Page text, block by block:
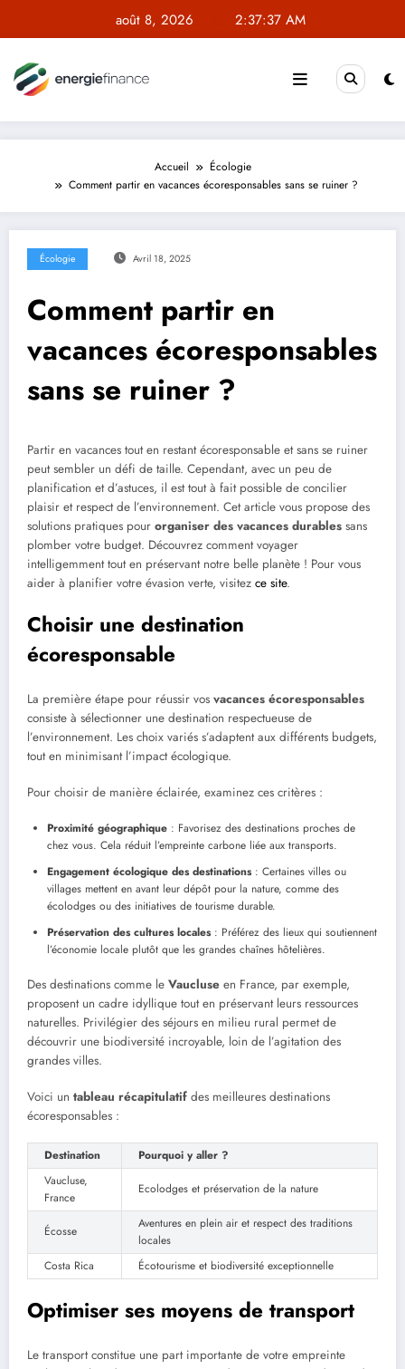
contenu
août 8, 2026 2:37:37 AM
Accueil
Écologie
Comment partir en vacances écoresponsables sans se ruiner ?
Écologie Avril 18, 2025
Comment partir en
vacances écoresponsables
sans se ruiner ?
Partir en vacances tout en restant écoresponsable et sans se ruiner
peut sembler un défi de taille. Cependant, avec un peu de
planification et d’astuces, il est tout à fait possible de concilier
plaisir et respect de l’environnement. Cet article vous propose des
solutions pratiques pour organiser des vacances durables sans
plomber votre budget. Découvrez comment voyager
intelligemment tout en préservant notre belle planète ! Pour vous
aider à planifier votre évasion verte, visitez ce site.
Choisir une destination
écoresponsable
La première étape pour réussir vos vacances écoresponsables
consiste à sélectionner une destination respectueuse de
l’environnement. Les choix variés s’adaptent aux différents budgets,
tout en minimisant l’impact écologique.
Pour choisir de manière éclairée, examinez ces critères :
Proximité géographique : Favorisez des destinations proches de
chez vous. Cela réduit l’empreinte carbone liée aux transports.
Engagement écologique des destinations: Certaines villes ou
villages mettent en avant leur dépôt pour la nature, comme des
écolodges ou des initiatives de tourisme durable.
Préservation des cultures locales: Préférez des lieux qui soutiennent
l’économie locale plutôt que les grandes chaînes hôtelières.
Des destinations comme le Vaucluse en France, par exemple,
proposent un cadre idyllique tout en préservant leurs ressources
naturelles. Privilégier des séjours en milieu rural permet de
découvrir une biodiversité incroyable, loin de l’agitation des
grandes villes.
Voici un tableau récapitulatif des meilleures destinations
écoresponsables :
Destination
Pourquoi y aller ?
Vaucluse,
France
Ecolodges et préservation de la nature
Écosse Aventures en plein air et respect des traditions
locales
Costa Rica
Écotourisme et biodiversité exceptionnelle
Optimiser ses moyens de transport
Le transport constitue une part importante de votre empreinte